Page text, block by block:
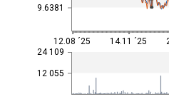
9.6381
12 055
24 109
12.08 ´25 14.11 ´25